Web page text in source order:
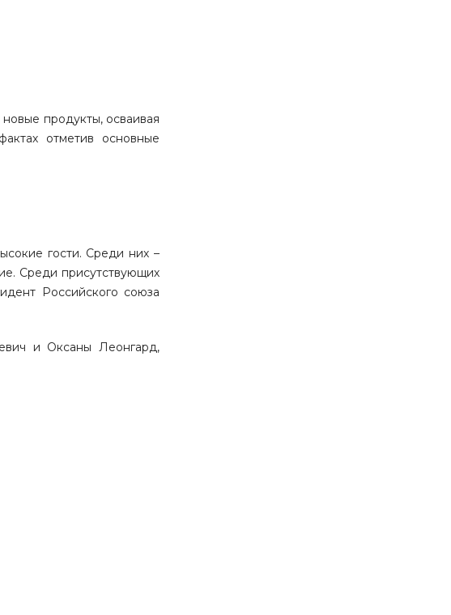
продукты, осваивая
отметив основные
гости. Среди них –
Среди присутствующих
Российского союза
и Оксаны Леонгард,